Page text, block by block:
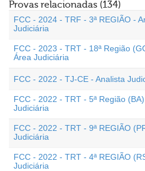
Provas relacionadas (134)
FCC - 2024 - TRF - 3ª REGIÃO -
Judiciária
FCC - 2023 - TRT - 18ª Região
Área Judiciária
FCC - 2022 - TJ-CE - Analista
FCC - 2022 - TRT - 5ª Região
Judiciária
FCC - 2022 - TRT - 9ª REGIÃO
Judiciária
FCC - 2022 - TRT - 4ª REGIÃO
Judiciária